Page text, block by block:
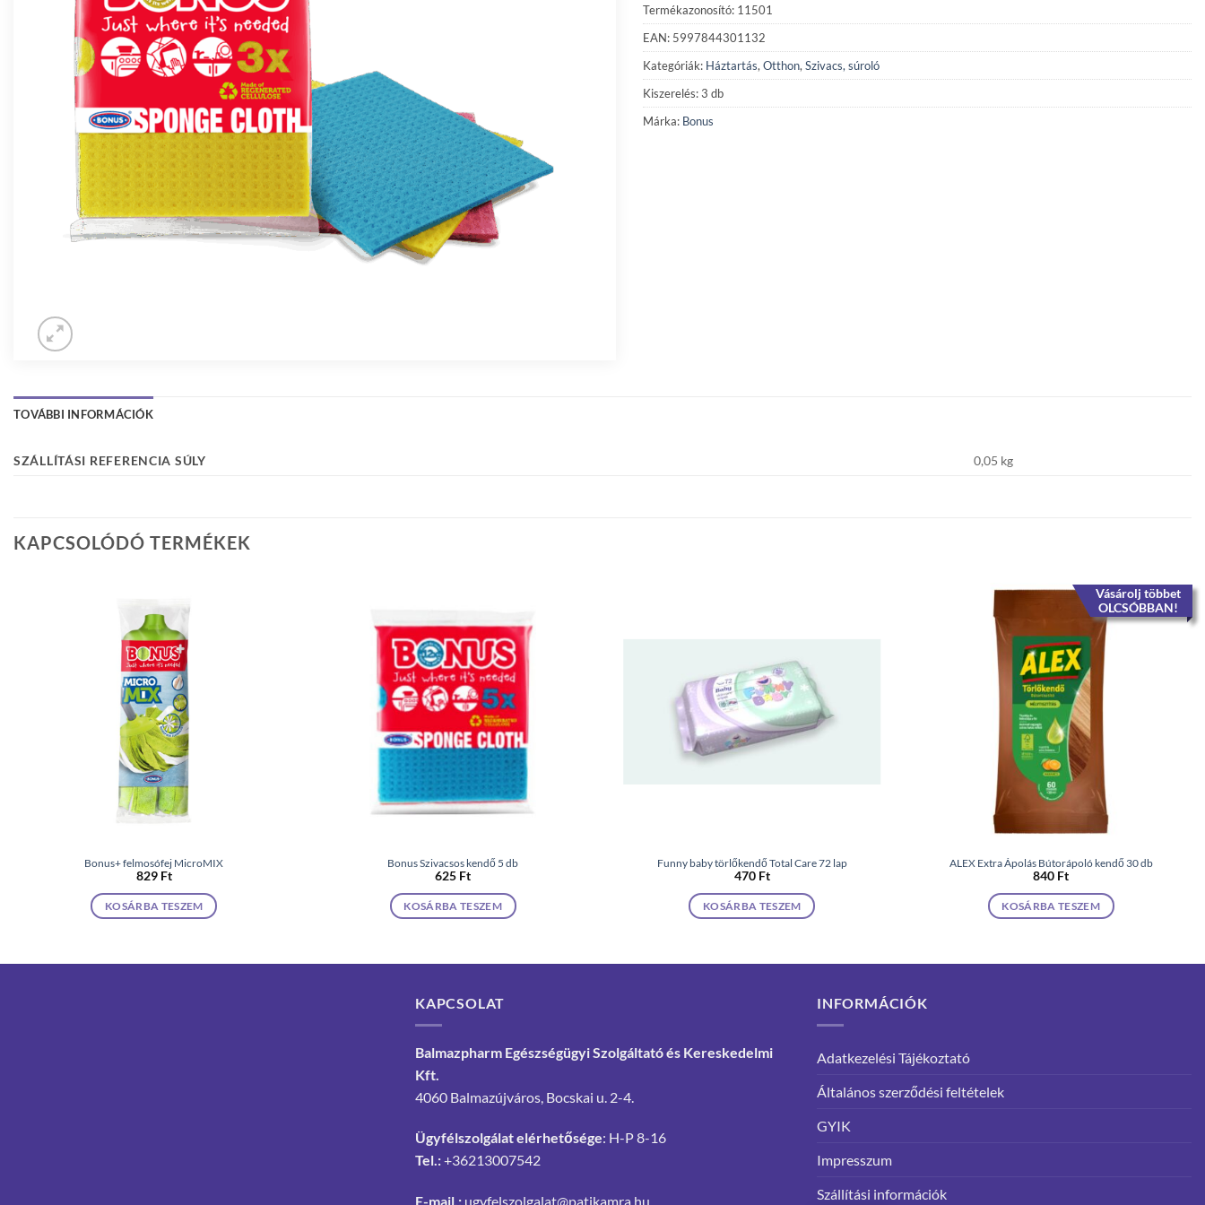
Termékazonosító: 11501
EAN: 5997844301132
Kategóriák: Háztartás, Otthon, Szivacs, súroló
Kiszerelés: 3 db
Márka: Bonus
TOVÁBBI INFORMÁCIÓK
SZÁLLÍTÁSI REFERENCIA SÚLY 0,05 kg
KAPCSOLÓDÓ TERMÉKEK
Bonus+ felmosófej MicroMIX
829 Ft
KOSÁRBA TESZEM
Bonus Szivacsos kendő 5 db
625 Ft
KOSÁRBA TESZEM
Funny baby törlőkendő Total Care 72 lap
470 Ft
KOSÁRBA TESZEM
Vásárolj többet
OLCSÓBBAN!
ALEX Extra Ápolás Bútorápoló kendő 30 db
840 Ft
KOSÁRBA TESZEM
KAPCSOLAT
Balmazpharm Egészségügyi Szolgáltató és Kereskedelmi
Kft.
4060 Balmazújváros, Bocskai u. 2-4.
Ügyfélszolgálat elérhetősége: H-P 8-16
Tel.:+36213007542
E-mail.: ugyfelszolgalat@patikamra.hu
INFORMÁCIÓK
Adatkezelési Tájékoztató
Általános szerződési feltételek
GYIK
Impresszum
Szállítási információk